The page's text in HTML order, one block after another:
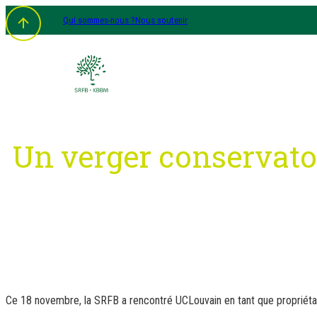
Aller
au
contenu
Qui sommes-nous ?Nous soutenir
Un verger
Ce 18 novembre, la SRFB a rencontré UCLouvain en tant que